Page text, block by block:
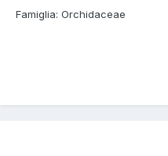
Famiglia: Orchidaceae